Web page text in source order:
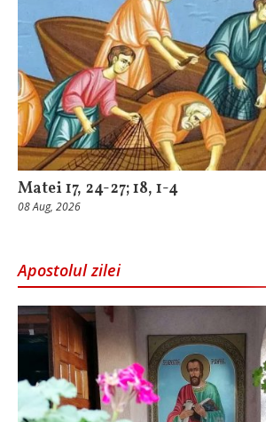
Matei 17, 24-27; 18, 1-4
08 Aug, 2026
Apostolul zilei